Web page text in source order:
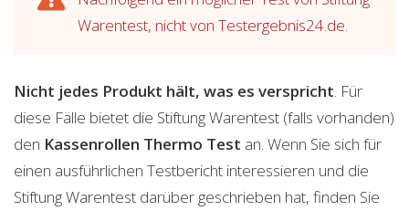
Warentest, nicht von Testergebnis24.de.
Nicht jedes Produkt hält, was es verspricht. Für
diese Fälle bietet die Stiftung Warentest (falls vorhanden)
den Kassenrollen Thermo Test an. Wenn Sie sich für
einen ausführlichen Testbericht interessieren und die
Stiftung Warentest darüber geschrieben hat, finden Sie